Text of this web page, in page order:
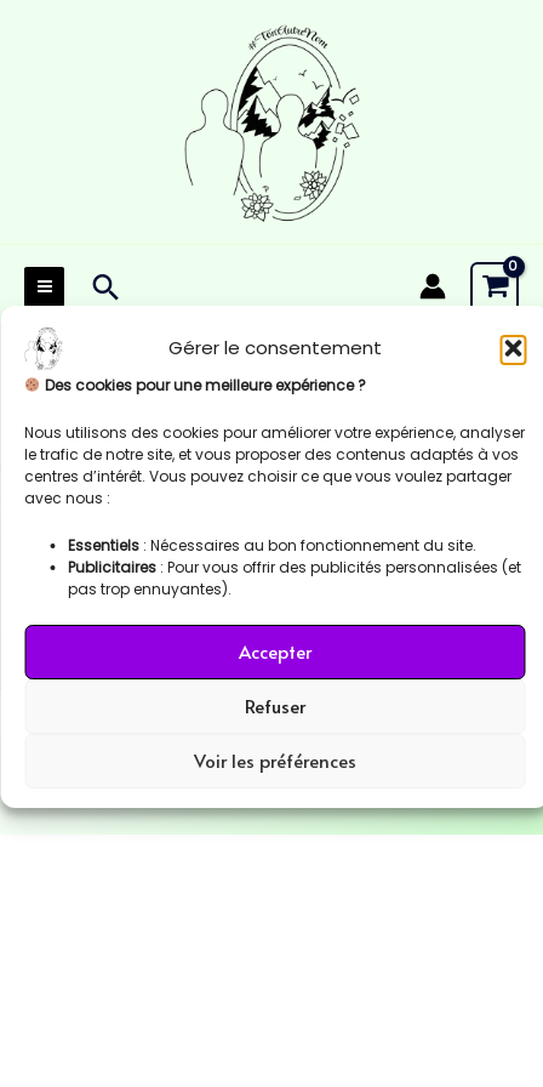
Gérer le consentement
Des cookies pour une meilleure expérience ?
Nous utilisons des cookies pour améliorer votre expérience, analyser
le trafic de notre site, et vous proposer des contenus adaptés à vos
centres d’intérêt. Vous pouvez choisir ce que vous voulez partager
avec nous :
Essentiels : Nécessaires au bon fonctionnement du site.
Publicitaires : Pour vous offrir des publicités personnalisées (et
pas trop ennuyantes).
Accepter
Refuser
Voir les préférences
Rechercher